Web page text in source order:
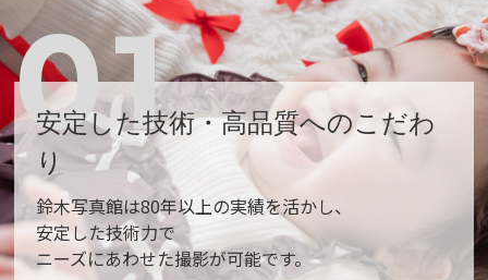
安定した技術・高品質へのこだわ
り
01
鈴⽊写真館は80年以上の実績を活かし、
安定した技術⼒で
ニーズにあわせた撮影が可能です。